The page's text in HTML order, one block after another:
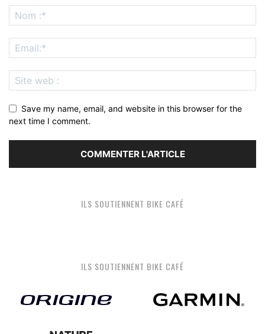
Save my name, email, and website in this browser for the
next time I comment.